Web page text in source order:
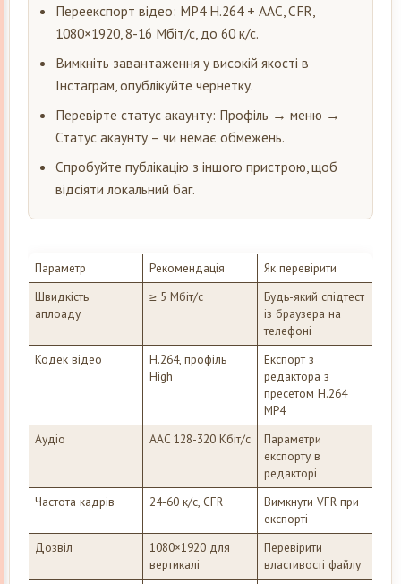
Переекспорт відео: MP4 H.264 + AAC, CFR,
1080×1920, 8-16 Мбіт/с, до 60 к/с.
Вимкніть завантаження у високій якості в
Інстаграм, опублікуйте чернетку.
Перевірте статус акаунту: Профіль → меню →
Статус акаунту – чи немає обмежень.
Спробуйте публікацію з іншого пристрою, щоб
відсіяти локальний баг.
Параметр Рекомендація
Як перевірити
Швидкість
аплоаду
≥ 5 Мбіт/с
Будь-який спідтест
із браузера на
телефоні
Кодек відео
H.264, профіль
High
Експорт з
редактора з
пресетом H.264
MP4
Аудіо
AAC 128-320 Кбіт/с
Параметри
експорту в
редакторі
Частота кадрів
24-60 к/с, CFR
Вимкнути VFR при
експорті
Дозвіл
1080×1920 для
вертикалі
Перевірити
властивості файлу